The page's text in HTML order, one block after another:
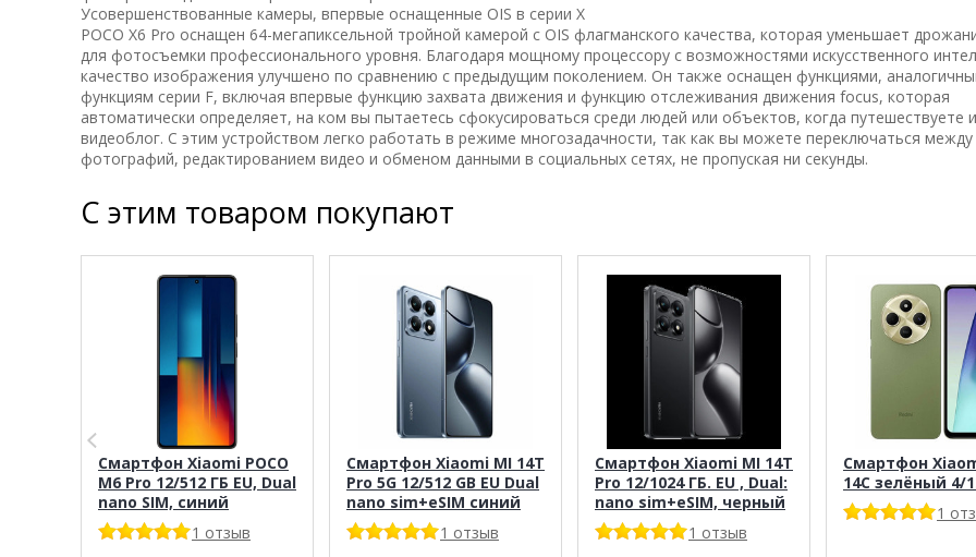
Усовершенствованные камеры, впервые оснащенные OIS в серии X
POCO X6 Pro оснащен 64-мегапиксельной тройной камерой с OIS флагманского качества, которая уменьшает
для фотосъемки профессионального уровня. Благодаря мощному процессору с возможностями искусственного
качество изображения улучшено по сравнению с предыдущим поколением. Он также оснащен функциями,
функциям серии F, включая впервые функцию захвата движения и функцию отслеживания движения focus, которая
автоматически определяет, на ком вы пытаетесь сфокусироваться среди людей или объектов, когда путешествуете
видеоблог. С этим устройством легко работать в режиме многозадачности, так как вы можете переключаться
фотографий, редактированием видео и обменом данными в социальных сетях, не пропуская ни секунды.
С этим товаром покупают
Смартфон Xiaomi POCO
M6 Pro 12/512 ГБ EU, Dual
nano SIM, синий
1 отзыв
Смартфон Xiaomi MI 14T
Pro 5G 12/512 GB EU Dual
nano sim+eSIM синий
1 отзыв
Смартфон Xiaomi MI 14T
Pro 12/1024 ГБ. EU , Dual:
nano sim+eSIM, черный
1 отзыв
Смартфон
14C зелёный 4/
1